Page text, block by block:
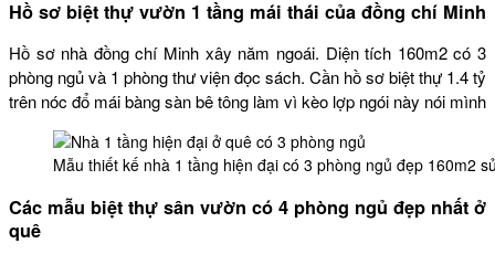
Hồ sơ biệt thự vườn 1 tầng mái thái của đồng chí Minh
Hồ sơ nhà đồng chí Minh xây năm ngoái. Diện tích 160m2 có 3
phòng ngủ và 1 phòng thư viện đọc sách. Cần hồ sơ biệt thự 1.4 tỷ
trên nóc đổ mái bàng sàn bê tông làm vì kèo lợp ngói này nói mình
Mẫu thiết kế nhà 1 tầng hiện đại có 3 phòng ngủ đẹp 160m2
Các mẫu biệt thự sân vườn có 4 phòng ngủ đẹp nhất ở
quê